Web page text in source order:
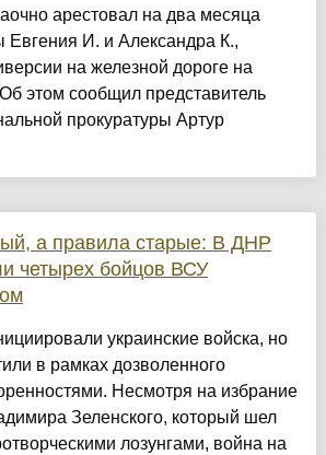
арестовал на два месяца
Евгения И. и Александра К.,
на железной дороге на
этом сообщил представитель
прокуратуры Артур
а правила старые: В ДНР
четырех бойцов ВСУ
украинские войска, но
в рамках дозволенного
Несмотря на избрание
Зеленского, который шел
лозунгами, война на